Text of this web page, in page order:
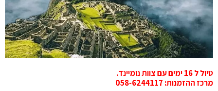
טיול ל 16 ימים עם צוות נומיינד.
מרכז ההזמנות: 058-6244117